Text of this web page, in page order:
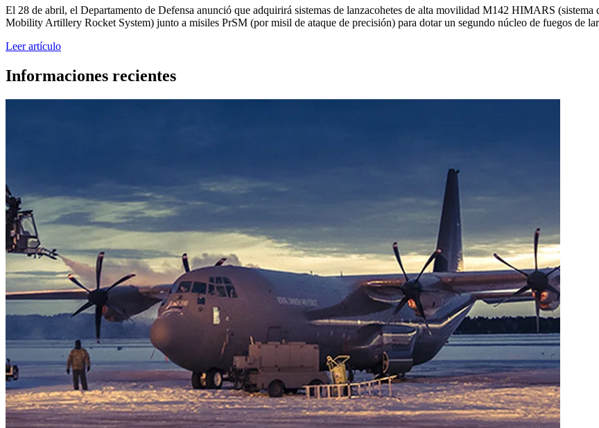
El 28 de abril, el Departamento de Defensa anunció que adquirirá sistemas de lanzacohetes de alta movilidad M142 HIMARS
Mobility Artillery Rocket System) junto a misiles PrSM (por misil de ataque de precisión) para dotar un segundo núcleo de fuegos de
Leer artículo
Informaciones recientes